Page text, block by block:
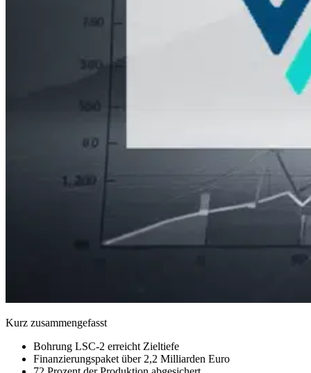
Kurz zusammengefasst
Bohrung LSC-2 erreicht Zieltiefe
Finanzierungspaket über 2,2 Milliarden Euro